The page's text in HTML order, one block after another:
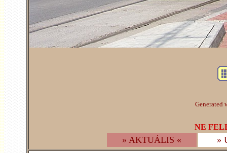
Generated
NE
» AKTUÁLIS « »